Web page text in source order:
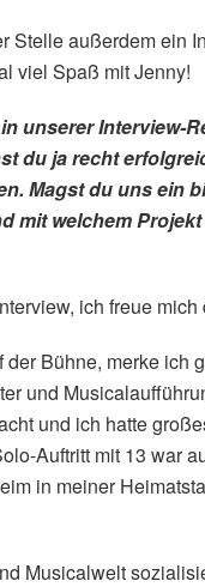
Stelle außerdem ein
viel Spaß mit Jenny!
unserer Interview-
du ja recht
Magst du uns ein
mit welchem
ich freue mich
Bühne, merke ich
und
und ich hatte
Auftritt mit 13 war
in meiner
Musicalwelt